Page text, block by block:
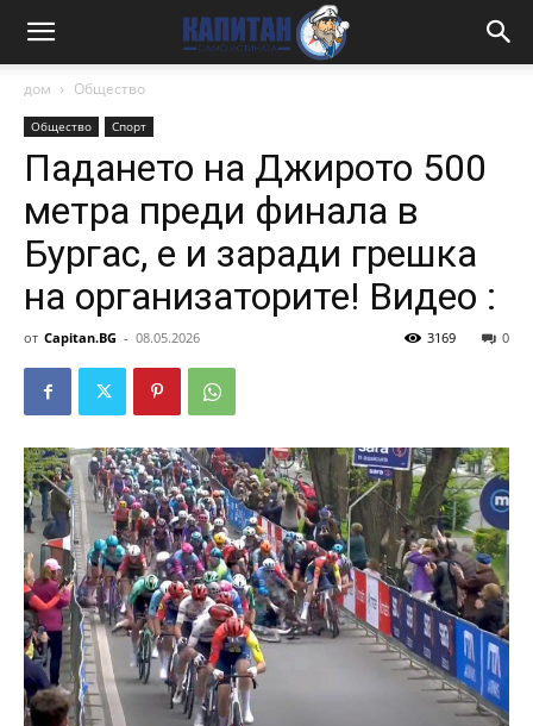
дом Общество
Общество Спорт
Падането на Джирото 500
метра преди финала в
Бургас, е и заради грешка
на организаторите! Видео :
от Capitan.BG - 08.05.2026 0
3169